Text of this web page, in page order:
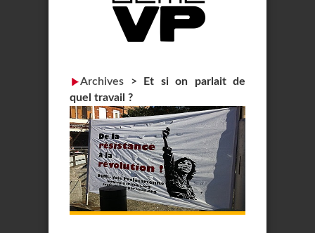
Archives >
Et si on parlait de
quel travail ?